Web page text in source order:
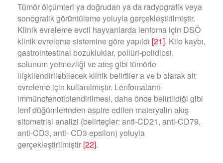
Tümör ölçümleri ya doğrudan ya da radyografik veya
sonografik görüntüleme yoluyla gerçekleştirilmiştir.
Klinik evreleme evcil hayvanlarda lenfoma için DSÖ
klinik evreleme sistemine göre yapıldı [21]. Kilo kaybı,
gastrointestinal bozukluklar, poliüri-polidipsi,
solunum yetmezliği ve ateş gibi tümörle
ilişkilendirilebilecek klinik belirtiler a ve b olarak alt
evreleme için kullanılmıştır. Lenfomaların
immünofenotiplendirilmesi, daha önce belirtildiği gibi
lenf düğümlerinden aspire edilen materyalin akış
sitometrisi analizi (belirteçler: anti-CD21, anti-CD79,
anti-CD3, anti- CD3 epsilon) yoluyla
gerçekleştirilmiştir [22].